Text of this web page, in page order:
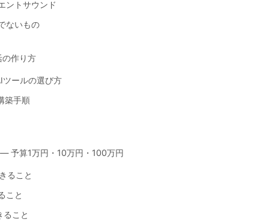
ントサウンド
ないもの
作り方
ツールの選び方
築手順
予算1万円・10万円・100万円
ること
こと
こと